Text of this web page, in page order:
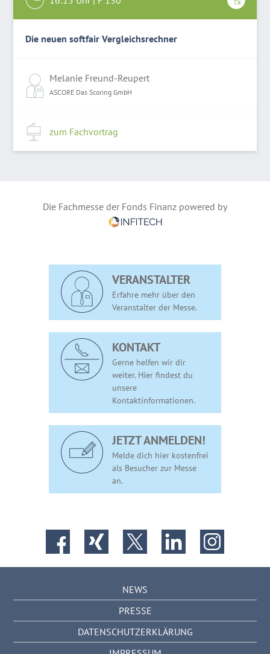
Die neuen softfair Vergleichsrechner
Melanie Freund-Reupert
ASCORE Das Scoring GmbH
zum Fachvortrag
Die Fachmesse der Fonds Finanz powered by
VERANSTALTER
Erfahre mehr über den
Veranstalter der Messe.
KONTAKT
Gerne helfen wir dir
weiter. Hier findest du
unsere
Kontaktinformationen.
JETZT ANMELDEN!
Melde dich hier kostenfrei
als Besucher zur Messe
an.
NEWS
PRESSE
DATENSCHUTZERKLÄRUNG